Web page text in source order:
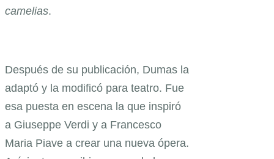
camelias.
Después de su publicación, Dumas la
adaptó y la modificó para teatro. Fue
esa puesta en escena la que inspiró
a Giuseppe Verdi y a Francesco
Maria Piave a crear una nueva ópera.